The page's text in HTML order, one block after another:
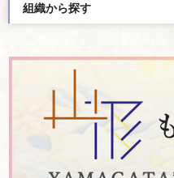
組織から探す